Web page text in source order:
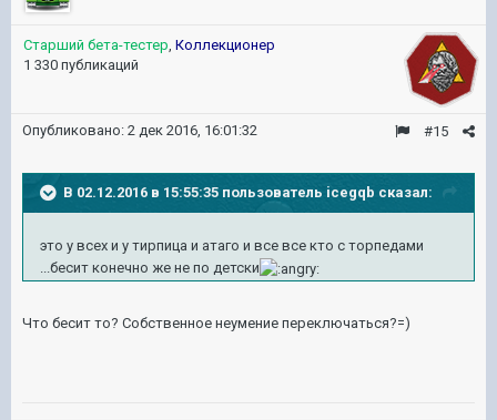
Старший бета-тестер, Коллекционер
1 330 публикаций
#15
Опубликовано: 2 дек 2016, 16:01:32
В 02.12.2016 в 15:55:35 пользователь icegqb сказал:
это у всех и у тирпица и атаго и все все кто с торпедами
...бесит конечно же не по детски
Что бесит то? Собственное неумение переключаться?=)